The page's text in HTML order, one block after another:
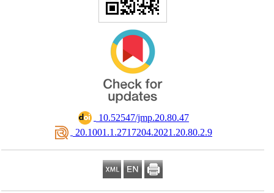
‎ 10.52547/jmp.20.80.47
‎ 20.1001.1.2717204.2021.20.80.2.9